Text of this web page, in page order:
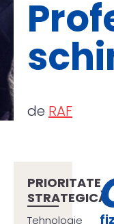
de RAF
PRIORITATE
STRATEGICĂ
Tehnologie